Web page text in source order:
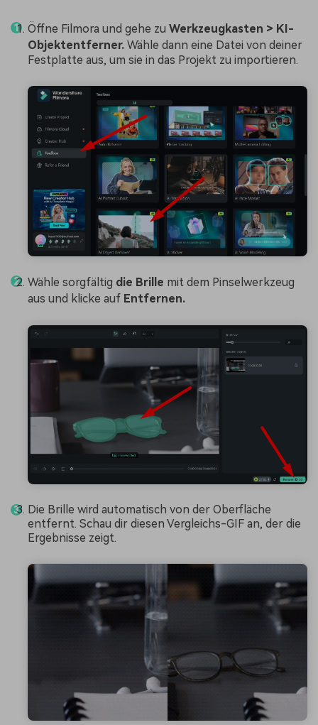
Öffne Filmora und gehe zu Werkzeugkasten > KI-
Objektentferner. Wähle dann eine Datei von deiner
Festplatte aus, um sie in das Projekt zu importieren.
Wähle sorgfältig die Brille mit dem Pinselwerkzeug
aus und klicke auf Entfernen.
Die Brille wird automatisch von der Oberfläche
entfernt. Schau dir diesen Vergleichs-GIF an, der die
Ergebnisse zeigt.